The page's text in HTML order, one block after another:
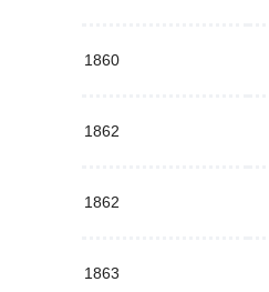
1860
1862
1862
1863